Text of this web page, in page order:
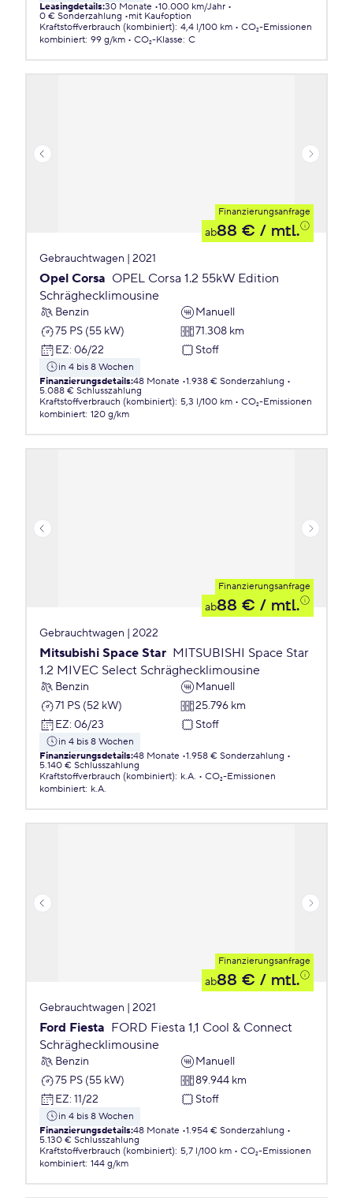
Leasingdetails:30 Monate 10.000 km/Jahr
0 € Sonderzahlung
mit Kaufoption
Kraftstoffverbrauch (kombiniert): 4,4 l/100 km
CO₂-Emissionen
kombiniert: 99 g/km CO₂-Klasse: C
Finanzierungsanfrage
ab88 € / mtl.
Gebrauchtwagen | 2021
Opel Corsa OPEL Corsa 1.2 55kW Edition
Schräghecklimousine
Benzin
Manuell
75 PS (55 kW)
71.308 km
EZ: 06/22 Stoff
in 4 bis 8 Wochen
Finanzierungsdetails:48 Monate 1.938 € Sonderzahlung
5.088 € Schlusszahlung
Kraftstoffverbrauch (kombiniert): 5,3 l/100 km
CO₂-Emissionen
kombiniert: 120 g/km
Finanzierungsanfrage
ab88 € / mtl.
Gebrauchtwagen | 2022
Mitsubishi Space Star MITSUBISHI Space Star
1.2 MIVEC Select Schräghecklimousine
Benzin
Manuell
71 PS (52 kW)
25.796 km
EZ: 06/23 Stoff
in 4 bis 8 Wochen
Finanzierungsdetails:48 Monate 1.958 € Sonderzahlung
5.140 € Schlusszahlung
Kraftstoffverbrauch (kombiniert): k.A.
CO₂-Emissionen
kombiniert: k.A.
Finanzierungsanfrage
ab88 € / mtl.
Gebrauchtwagen | 2021
Ford Fiesta FORD Fiesta 1,1 Cool & Connect
Schräghecklimousine
Benzin
Manuell
75 PS (55 kW)
89.944 km
EZ: 11/22 Stoff
in 4 bis 8 Wochen
Finanzierungsdetails:48 Monate 1.954 € Sonderzahlung
5.130 € Schlusszahlung
Kraftstoffverbrauch (kombiniert): 5,7 l/100 km
CO₂-Emissionen
kombiniert: 144 g/km